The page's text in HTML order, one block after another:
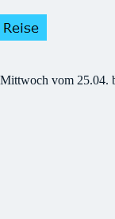
vom 25.04.